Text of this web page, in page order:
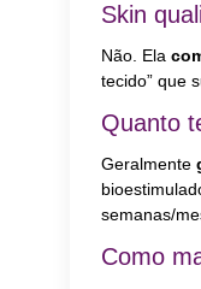
Skin
Não. Ela
tecido” que
Quanto
Geralmente
semanas/
Como